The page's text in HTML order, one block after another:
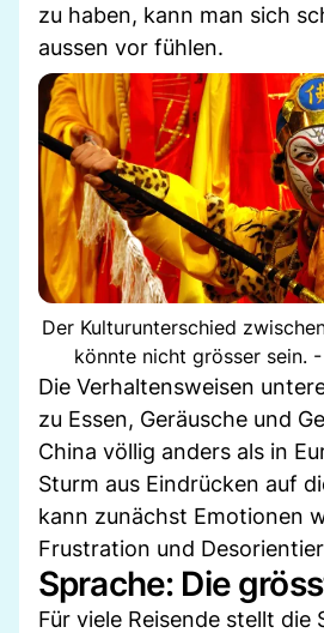
zu haben, kann man sich
aussen vor fühlen.
Der Kulturunterschied
könnte nicht grösser sein.
Die Verhaltensweisen
zu Essen, Geräusche und
China völlig anders als in
Sturm aus Eindrücken auf
kann zunächst Emotionen
Frustration und
Sprache: Die
Für viele Reisende stellt die